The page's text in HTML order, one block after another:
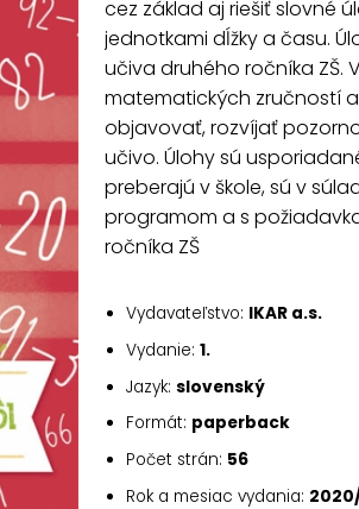
cez základ aj riešiť slovné
jednotkami dĺžky a času.
učiva druhého ročníka ZŠ.
matematických zručností
objavovať, rozvíjať
učivo. Úlohy sú
preberajú v škole, sú v
programom a s
ročníka ZŠ
Vydavateľstvo: IKAR a.s.
Vydanie: 1.
Jazyk: slovenský
Formát: paperback
Počet strán: 56
Rok a mesiac vydania: